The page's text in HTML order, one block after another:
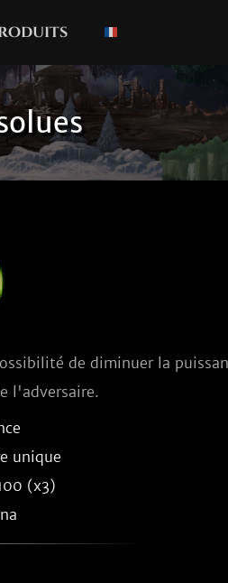
de diminuer la
l'adversaire.
unique
(x3)